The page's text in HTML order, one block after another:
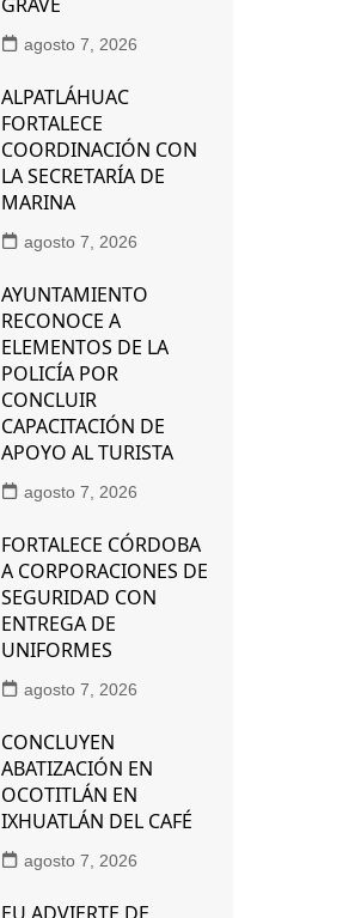
agosto 7, 2026
ALPATLÁHUAC
FORTALECE
COORDINACIÓN CON
LA SECRETARÍA DE
MARINA
agosto 7, 2026
AYUNTAMIENTO
RECONOCE A
ELEMENTOS DE LA
POLICÍA POR
CONCLUIR
CAPACITACIÓN DE
APOYO AL TURISTA
agosto 7, 2026
FORTALECE CÓRDOBA
A CORPORACIONES DE
SEGURIDAD CON
ENTREGA DE
UNIFORMES
agosto 7, 2026
CONCLUYEN
ABATIZACIÓN EN
OCOTITLÁN EN
IXHUATLÁN DEL CAFÉ
agosto 7, 2026